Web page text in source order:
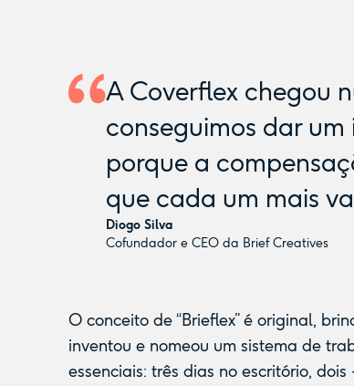
A Coverflex chegou
conseguimos dar
porque a
que cada um mais
Diogo Silva
Cofundador e CEO da Brief Creatives
O conceito de “Brieflex” é original,
inventou e nomeou um sistema de
essenciais: três dias no escritório,